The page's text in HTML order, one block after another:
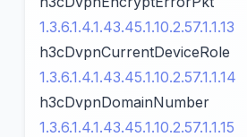
1.3.6.1.4.1.43.45.1.10.2.57.1.1.13
h3cDvpnCurrentDeviceRole
1.3.6.1.4.1.43.45.1.10.2.57.1.1.14
h3cDvpnDomainNumber
1.3.6.1.4.1.43.45.1.10.2.57.1.1.15